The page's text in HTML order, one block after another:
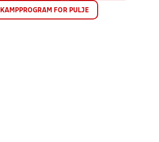
KAMPPROGRAM FOR PULJE